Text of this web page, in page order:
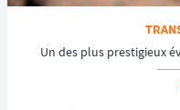
Un des plus prestigieux